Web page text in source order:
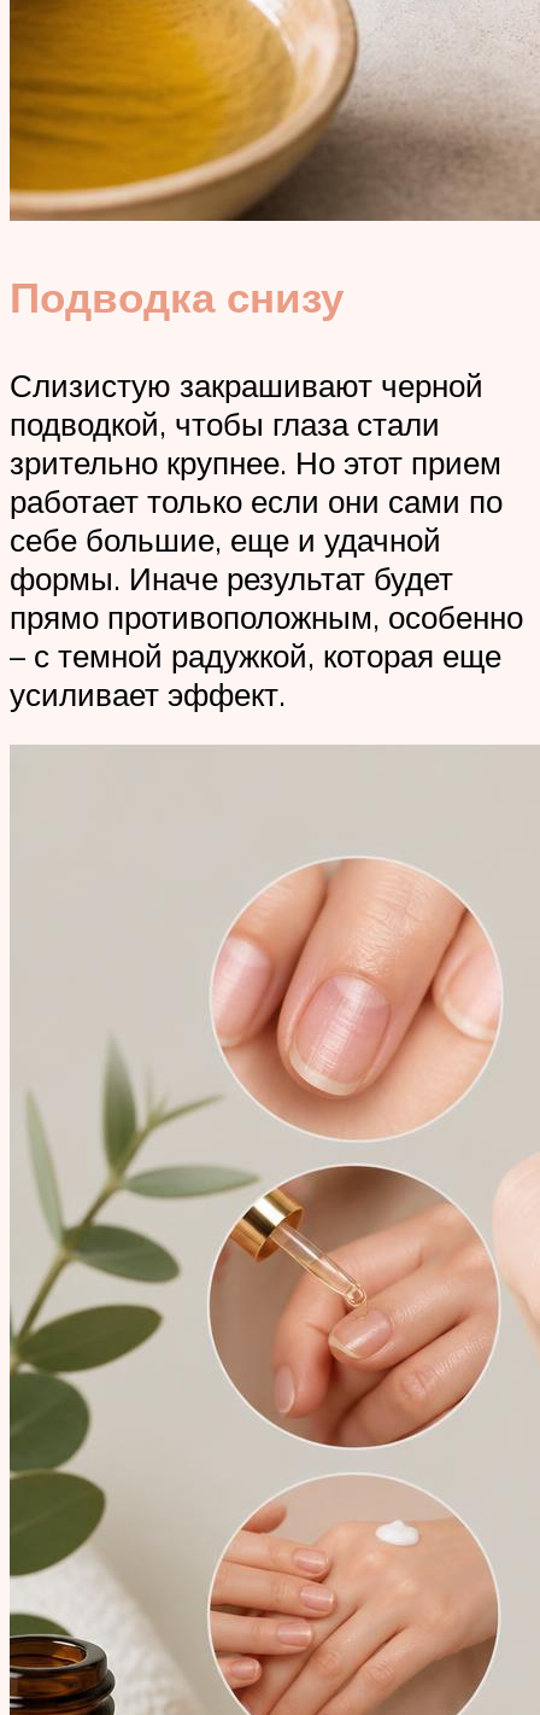
Подводка снизу
Слизистую закрашивают черной
подводкой, чтобы глаза стали
зрительно крупнее. Но этот прием
работает только если они сами по
себе большие, еще и удачной
формы. Иначе результат будет
прямо противоположным, особенно
– с темной радужкой, которая еще
усиливает эффект.